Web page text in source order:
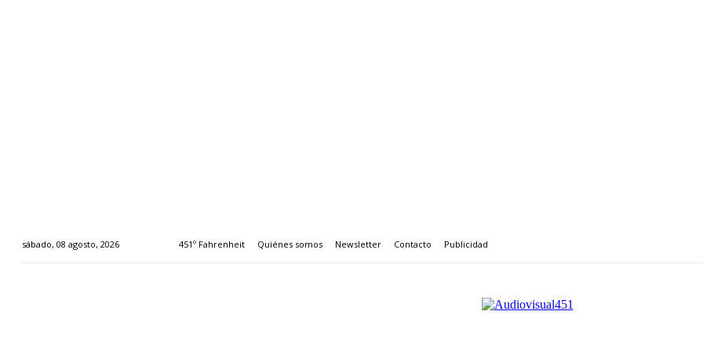
sábado, 08 agosto, 2026 451º Fahrenheit Quiénes somos Newsletter Contacto Publicidad